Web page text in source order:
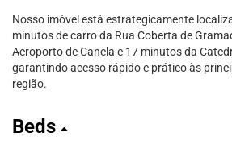
Nosso imóvel está estrategicamente
minutos de carro da Rua Coberta de
Aeroporto de Canela e 17 minutos da
garantindo acesso rápido e prático às
região.
Beds